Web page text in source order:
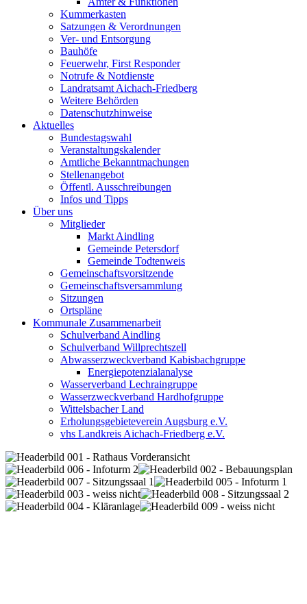
Kummerkasten
Satzungen & Verordnungen
Ver- und Entsorgung
Bauhöfe
Feuerwehr, First Responder
Notrufe & Notdienste
Landratsamt Aichach-Friedberg
Weitere Behörden
Datenschutzhinweise
Aktuelles
Bundestagswahl
Veranstaltungskalender
Amtliche Bekanntmachungen
Stellenangebot
Öffentl. Ausschreibungen
Infos und Tipps
Über uns
Mitglieder
Markt Aindling
Gemeinde Petersdorf
Gemeinde Todtenweis
Gemeinschaftsvorsitzende
Gemeinschaftsversammlung
Sitzungen
Ortspläne
Kommunale Zusammenarbeit
Schulverband Aindling
Schulverband Willprechtszell
Abwasserzweckverband Kabisbachgruppe
Energiepotenzialanalyse
Wasserverband Lechraingruppe
Wasserzweckverband Hardhofgruppe
Wittelsbacher Land
Erholungsgebieteverein Augsburg e.V.
vhs Landkreis Aichach-Friedberg e.V.